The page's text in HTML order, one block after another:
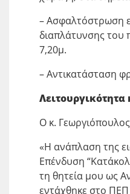
– Ασφαλτόστρωση
διαπλάτυνσης του
7,20μ.
– Αντικατάσταση
Ο κ.
«Η ανάπλαση της
Επένδυση
τη θητεία μου ως
εντάχθηκε στο ΠΕΠ